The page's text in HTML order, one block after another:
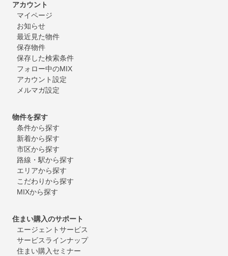
アカウント
マイページ
お知らせ
最近見た物件
保存物件
保存した検索条件
フォロー中のMIX
アカウント設定
メルマガ設定
物件を探す
条件から探す
新着から探す
市区から探す
路線・駅から探す
エリアから探す
こだわりから探す
MIXから探す
住まい購入のサポート
エージェントサービス
サービスラインナップ
住まい購入セミナー